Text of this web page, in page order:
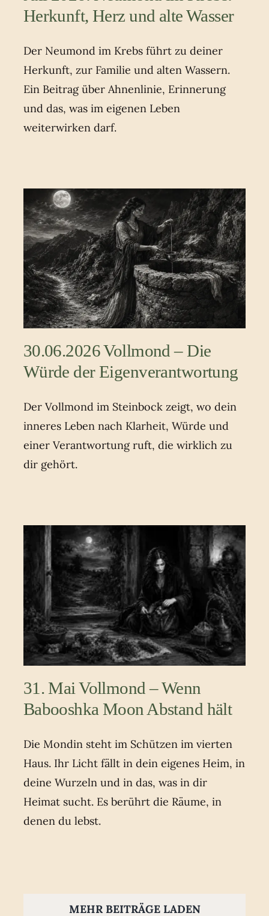
Herkunft, Herz und alte Wasser
Der Neumond im Krebs führt zu deiner
Herkunft, zur Familie und alten Wassern.
Ein Beitrag über Ahnenlinie, Erinnerung
und das, was im eigenen Leben
weiterwirken darf.
30.06.2026 Vollmond – Die
Würde der Eigenverantwortung
Der Vollmond im Steinbock zeigt, wo dein
inneres Leben nach Klarheit, Würde und
einer Verantwortung ruft, die wirklich zu
dir gehört.
31. Mai Vollmond – Wenn
Babooshka Moon Abstand hält
Die Mondin steht im Schützen im vierten
Haus. Ihr Licht fällt in dein eigenes Heim, in
deine Wurzeln und in das, was in dir
Heimat sucht. Es berührt die Räume, in
denen du lebst.
MEHR BEITRÄGE LADEN